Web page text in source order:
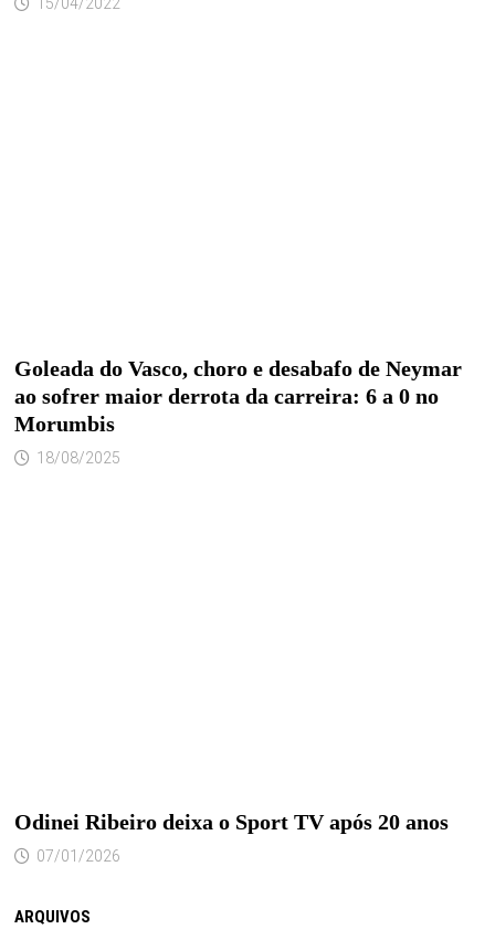
Goleada do Vasco, choro e desabafo de Neymar
ao sofrer maior derrota da carreira: 6 a 0 no
Morumbis
18/08/2025
Odinei Ribeiro deixa o Sport TV após 20 anos
07/01/2026
ARQUIVOS